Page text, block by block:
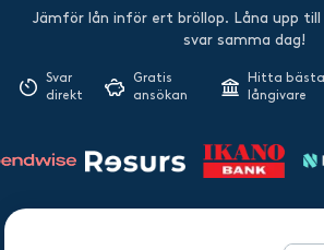
Jämför lån inför ert bröllop. Låna upp
svar samma dag!
Svar
direkt
Gratis
ansökan
Hitta bästa
långivare